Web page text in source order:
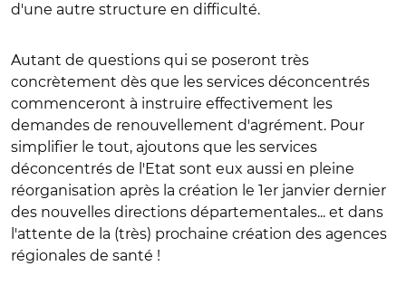
d'une autre structure en difficulté.
Autant de questions qui se poseront très
concrètement dès que les services déconcentrés
commenceront à instruire effectivement les
demandes de renouvellement d'agrément. Pour
simplifier le tout, ajoutons que les services
déconcentrés de l'Etat sont eux aussi en pleine
réorganisation après la création le 1er janvier dernier
des nouvelles directions départementales... et dans
l'attente de la (très) prochaine création des agences
régionales de santé !